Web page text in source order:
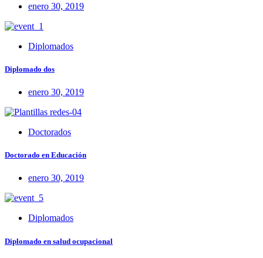
enero 30, 2019
Diplomados
Diplomado dos
enero 30, 2019
Doctorados
Doctorado en Educación
enero 30, 2019
Diplomados
Diplomado en salud ocupacional